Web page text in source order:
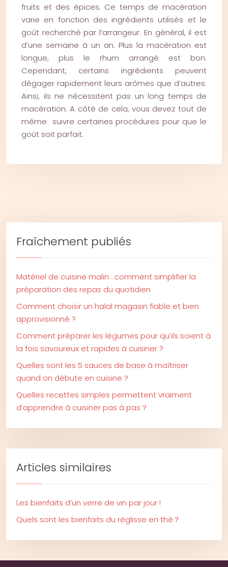
fruits et des épices. Ce temps de macération
varie en fonction des ingrédients utilisés et le
goût recherché par l’arrangeur. En général, il est
d’une semaine à un an. Plus la macération est
longue, plus le rhum arrangé est bon.
Cependant, certains ingrédients peuvent
dégager rapidement leurs arômes que d’autres.
Ainsi, ils ne nécessitent pas un long temps de
macération. A côté de cela, vous devez tout de
même suivre certaines procédures pour que le
goût soit parfait.
Fraîchement publiés
Matériel de cuisine malin : comment simplifier la
préparation des repas du quotidien
Comment choisir un halal magasin fiable et bien
approvisionné ?
Comment préparer les légumes pour qu’ils soient à
la fois savoureux et rapides à cuisiner ?
Quelles sont les 5 sauces de base à maîtriser
quand on débute en cuisine ?
Quelles recettes simples permettent vraiment
d’apprendre à cuisiner pas à pas ?
Articles similaires
Les bienfaits d’un verre de vin par jour !
Quels sont les bienfaits du réglisse en thé ?